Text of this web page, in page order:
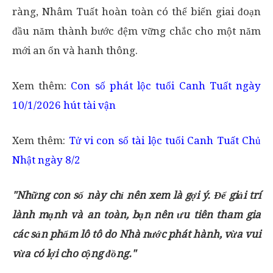
ràng, Nhâm Tuất hoàn toàn có thể biến giai đoạn
đầu năm thành bước đệm vững chắc cho một năm
mới an ổn và hanh thông.
Xem thêm: Con số phát lộc tuổi Canh Tuất ngày
10/1/2026 hút tài vận
Xem thêm: Tử vi con số tài lộc tuổi Canh Tuất Chủ
Nhật ngày 8/2
"Những con số này chỉ nên xem là gợi ý. Để giải trí
lành mạnh và an toàn, bạn nên ưu tiên tham gia
các sản phẩm lô tô do Nhà nước phát hành, vừa vui
vừa có lợi cho cộng đồng."